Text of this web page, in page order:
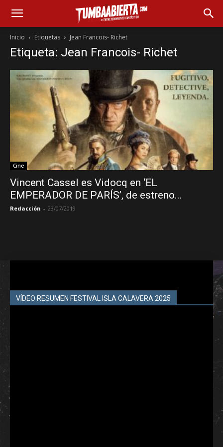
Inicio Etiquetas Jean Francois- Richet
Etiqueta: Jean Francois- Richet
Cine
Vincent Cassel es Vidocq en ‘EL
EMPERADOR DE PARÍS’, de estreno...
Redacción - 23/07/2019
VÍDEO RESUMEN FESTIVAL ISLA CALAVERA 2025